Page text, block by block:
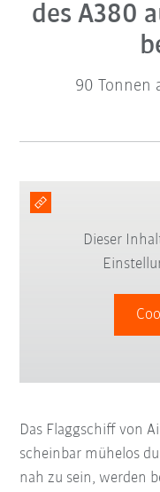
des A380
90 Tonnen
Dieser
Das Flaggschiff von
scheinbar mühelos
nah zu sein, werden